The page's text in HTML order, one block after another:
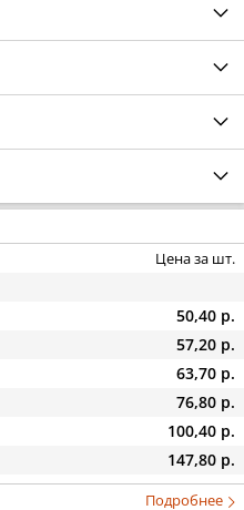
Цена за шт.
50,40 р.
57,20 р.
63,70 р.
76,80 р.
100,40 р.
147,80 р.
Подробнее